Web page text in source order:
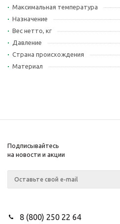
Максимальная температура
Назначение
Вес нетто, кг
Давление
Страна происхождения
Материал
Подписывайтесь
на новости и акции
8 (800) 250 22 64